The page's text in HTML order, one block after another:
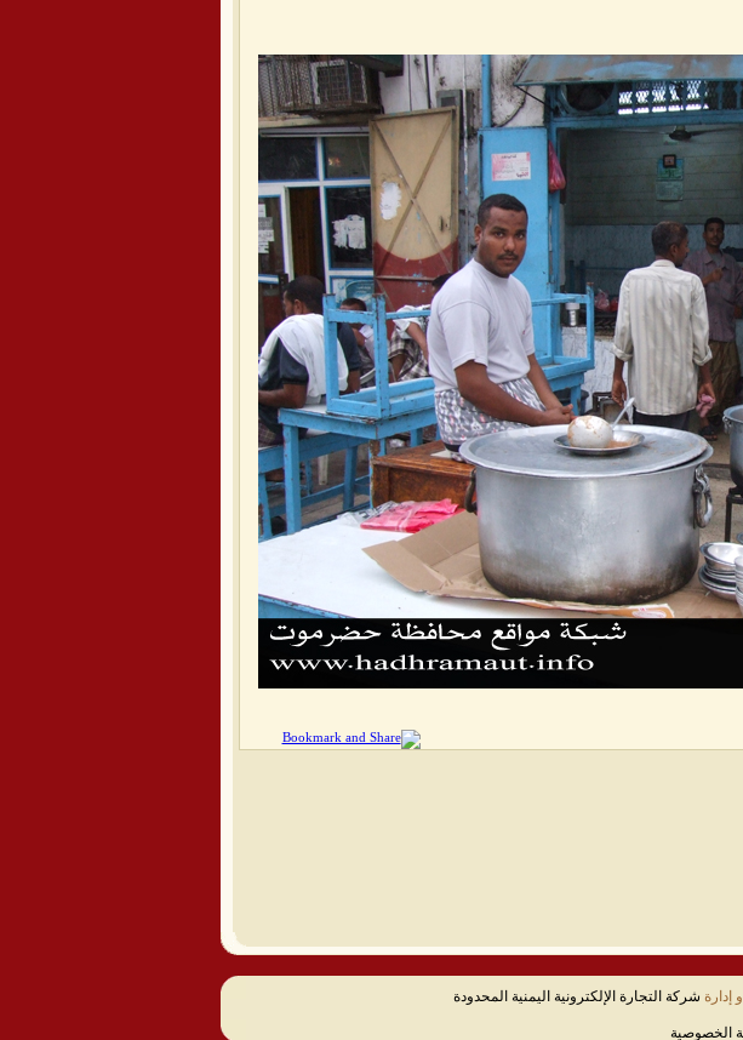
إدارة شركة التجارة الإلكترونية اليمنية المحدودة
الخصوصية